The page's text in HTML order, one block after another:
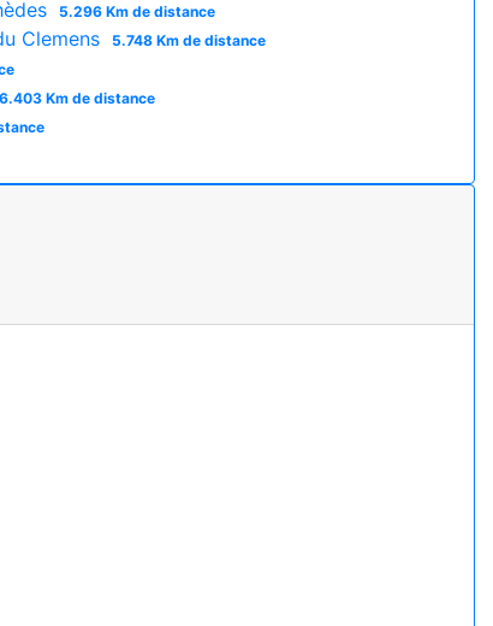
5.296 Km de distance
Clemens 5.748 Km de distance
6.403 Km de distance